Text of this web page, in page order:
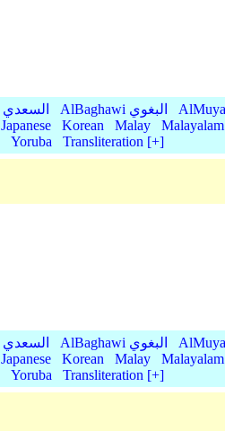
AsSaadiyy السعدي AlBaghawi البغوي
Japanese Korean Malay Malayalam
Yoruba
Transliteration [+]
AsSaadiyy السعدي AlBaghawi البغوي
Japanese Korean Malay Malayalam
Yoruba
Transliteration [+]